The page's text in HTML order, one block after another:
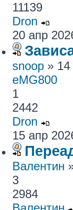
11139
Dron
20 апр
snoop »
eMG800
1
2442
Dron
15 апр
Валентин
3
2984